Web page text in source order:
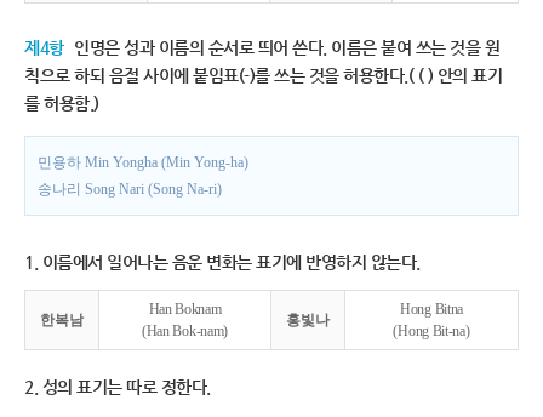
제4항 인명은 성과 이름의 순서로 띄어 쓴다. 이름은 붙여 쓰는 것을 원
칙으로 하되 음절 사이에 붙임표(-)를 쓰는 것을 허용한다.( ( ) 안의 표기
를 허용함.)
민용하 Min Yongha (Min Yong-ha)
송나리 Song Nari (Song Na-ri)
1. 이름에서 일어나는 음운 변화는 표기에 반영하지 않는다.
한복남
Han Boknam
(Han Bok-nam)
홍빛나
Hong Bitna
(Hong Bit-na)
2. 성의 표기는 따로 정한다.